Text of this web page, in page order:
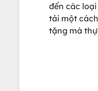
đến các
tải một
tặng mà